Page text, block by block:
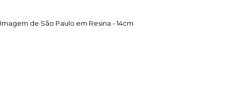
Imagem de São Paulo em Resina - 14cm